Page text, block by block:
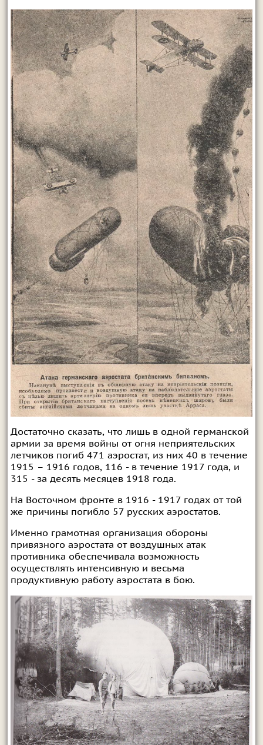
Достаточно сказать, что лишь в одной германской
армии за время войны от огня неприятельских
летчиков погиб 471 аэростат, из них 40 в течение
1915 – 1916 годов, 116 - в течение 1917 года, и
315 - за десять месяцев 1918 года.
На Восточном фронте в 1916 - 1917 годах от той
же причины погибло 57 русских аэростатов.
Именно грамотная организация обороны
привязного аэростата от воздушных атак
противника обеспечивала возможность
осуществлять интенсивную и весьма
продуктивную работу аэростата в бою.